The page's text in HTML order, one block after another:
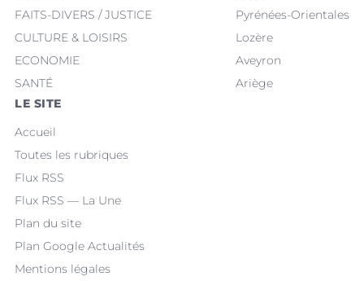
FAITS-DIVERS / JUSTICE
CULTURE & LOISIRS
ECONOMIE
SANTÉ
Pyrénées-Orientales
Lozère
Aveyron
Ariège
LE SITE
Accueil
Toutes les rubriques
Flux RSS
Flux RSS — La Une
Plan du site
Plan Google Actualités
Mentions légales